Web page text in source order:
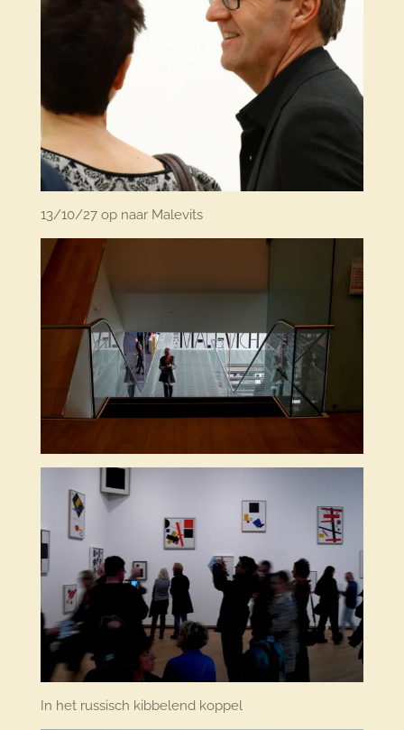
13/10/27 op naar Malevits
In het russisch kibbelend koppel